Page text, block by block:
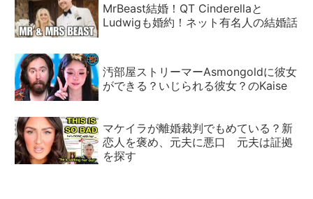
MrBeast結婚！QT Cinderellaと
Ludwigも婚約！ネット有名人の結婚話
汚部屋ストリーマーAsmongoldに彼女
ができる？いじられる彼女？のKaise
マケイラが離婚裁判でもめている？新
恋人を褒め、元夫に悪口 元夫は証拠
を探す